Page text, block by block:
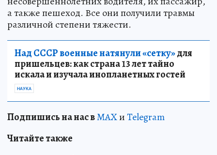
а также пешеход. Все они получили травмы
различной степени тяжести.
Над СССР военные натянули «сетку»для
пришельцев: как страна 13 лет тайно
искала и изучала инопланетных гостей
НАУКА
Подпишись на нас вMAXиTelegram
Читайте также